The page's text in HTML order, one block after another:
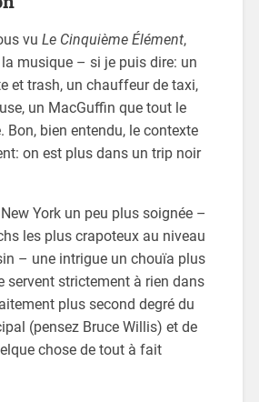
vu Le Cinquième Élément,
musique – si je puis dire: un
et trash, un chauffeur de taxi,
un MacGuffin que tout le
Bon, bien entendu, le contexte
on est plus dans un trip noir
York un peu plus soignée –
les plus crapoteux au niveau
– une intrigue un chouïa plus
servent strictement à rien dans
plus second degré du
(pensez Bruce Willis) et de
chose de tout à fait